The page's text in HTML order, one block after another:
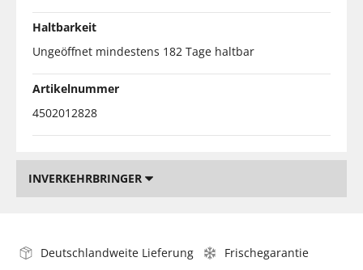
Haltbarkeit
Ungeöffnet mindestens 182 Tage haltbar
Artikelnummer
4502012828
INVERKEHRBRINGER
Deutschlandweite Lieferung
Frischegarantie